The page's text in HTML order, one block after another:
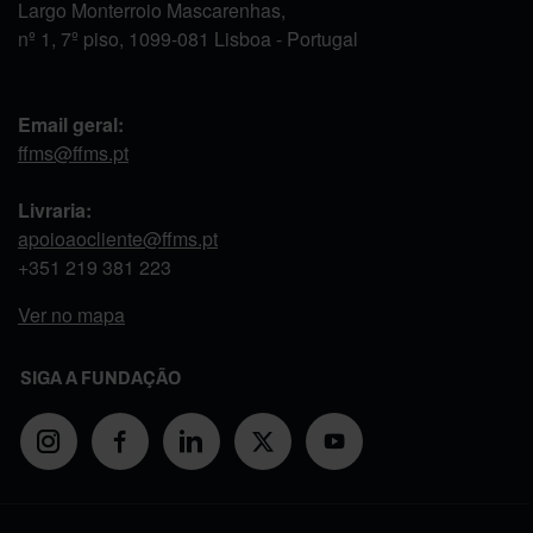
Largo Monterroio Mascarenhas,
nº 1, 7º piso, 1099-081 Lisboa - Portugal
Email geral:
ffms@ffms.pt
Livraria:
apoioaocliente@ffms.pt
+351 219 381 223
Ver no mapa
SIGA A FUNDAÇÃO